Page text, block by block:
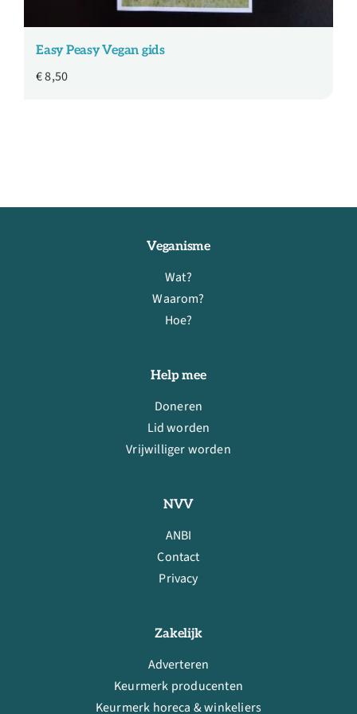
Easy Peasy Vegan gids
€8,50
Veganisme
Wat?
Waarom?
Hoe?
Help mee
Doneren
Lid worden
Vrijwilliger worden
NVV
ANBI
Contact
Privacy
Zakelijk
Adverteren
Keurmerk producenten
Keurmerk horeca & winkeliers